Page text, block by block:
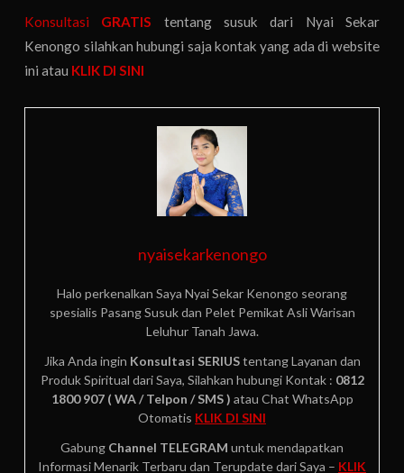
Konsultasi GRATIS tentang susuk dari Nyai Sekar
Kenongo silahkan hubungi saja kontak yang ada di website
ini atau KLIK DI SINI
nyaisekarkenongo
Halo perkenalkan Saya Nyai Sekar Kenongo seorang
spesialis Pasang Susuk dan Pelet Pemikat Asli Warisan
Leluhur Tanah Jawa.
Jika Anda ingin Konsultasi SERIUStentang Layanan dan
Produk Spiritual dari Saya, Silahkan hubungi Kontak : 0812
1800 907 ( WA / Telpon / SMS ) atau Chat WhatsApp
Otomatis KLIK DI SINI
Gabung Channel TELEGRAM untuk mendapatkan
Informasi Menarik Terbaru dan Terupdate dari Saya – KLIK